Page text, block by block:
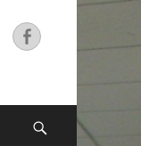
Facebook
Search